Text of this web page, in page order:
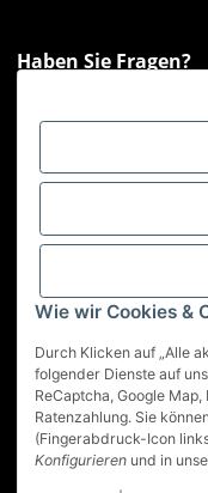
Wie wir Cookies &
Durch Klicken auf „Alle
folgender Dienste auf
ReCaptcha, Google
Ratenzahlung. Sie
(Fingerabdruck-Icon
Konfigurieren und in
Haben Sie Fragen?
Montag - Freitag: 09:00 -
Gesetzliche
Service
* Alle Preise inkl. gesetzlicher